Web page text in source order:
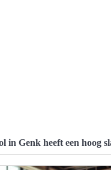
in Genk heeft een hoog